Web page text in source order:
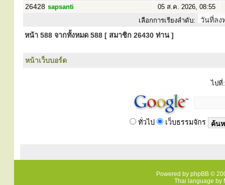
26428 sapsanti
05 ส.ค. 2026, 08:55
เลือกการเรียงลำดับ:
หน้า 588 จากทั้งหมด 588 [ สมาชิก 26430 ท่าน ]
หน้าเว็บบอร์ด
ไปที่:
ทั่วไป เว็บธรรมจักร
Powered by phpBB ©
Thai language by